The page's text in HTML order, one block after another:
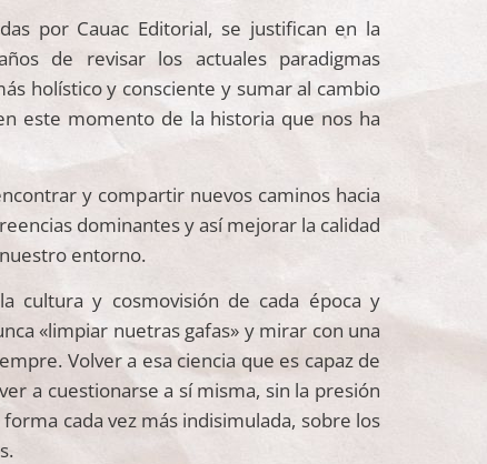
por Cauac Editorial, se justifican en la
de revisar los actuales paradigmas
holístico y consciente y sumar al cambio
este momento de la historia que nos ha
y compartir nuevos caminos hacia
dominantes y así mejorar la calidad
entorno.
cultura y cosmovisión de cada época y
«limpiar nuetras gafas» y mirar con una
Volver a esa ciencia que es capaz de
a cuestionarse a sí misma, sin la presión
cada vez más indisimulada, sobre los